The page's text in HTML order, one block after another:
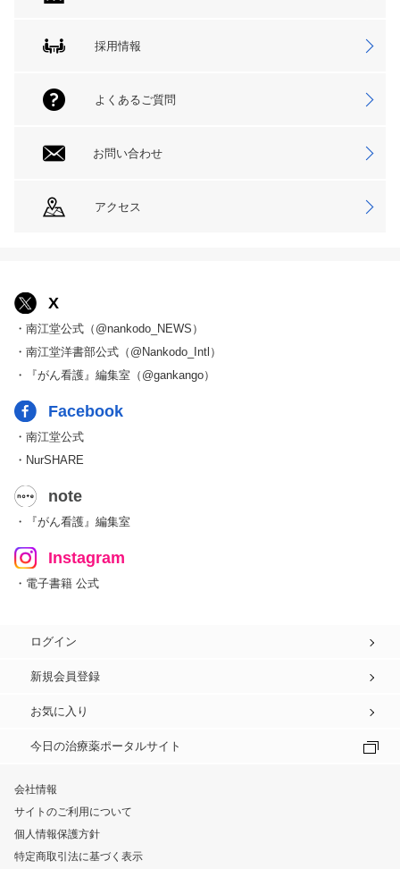
採用情報
よくあるご質問
お問い合わせ
アクセス
X
・南江堂公式（@nankodo_NEWS）
・南江堂洋書部公式（@Nankodo_Intl）
・『がん看護』編集室（@gankango）
Facebook
・南江堂公式
・NurSHARE
note
・『がん看護』編集室
Instagram
・電子書籍 公式
ログイン
新規会員登録
お気に入り
今日の治療薬ポータルサイト
会社情報
サイトのご利用について
個人情報保護方針
特定商取引法に基づく表示